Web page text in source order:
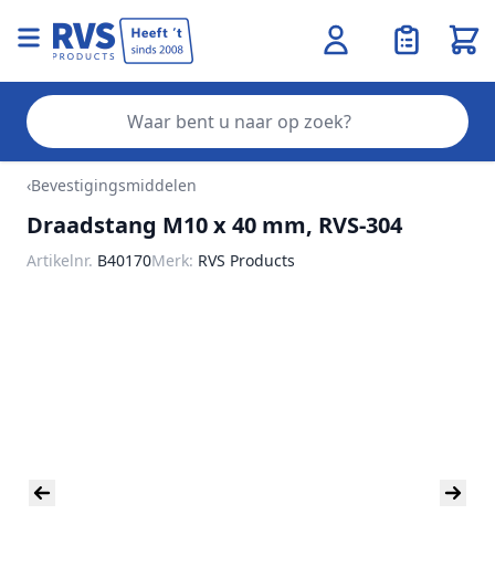
Ga naar de inhoud
‹Bevestigingsmiddelen
Draadstang M10 x 40 mm, RVS-304
Artikelnr. B40170Merk: RVS Products